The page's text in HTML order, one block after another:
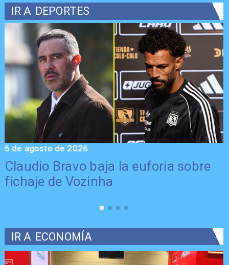
IR A DEPORTES
Claudio Bravo baja la euforia sobre
fichaje de Vozinha
6 de agosto de 2026
IR A ECONOMÍA